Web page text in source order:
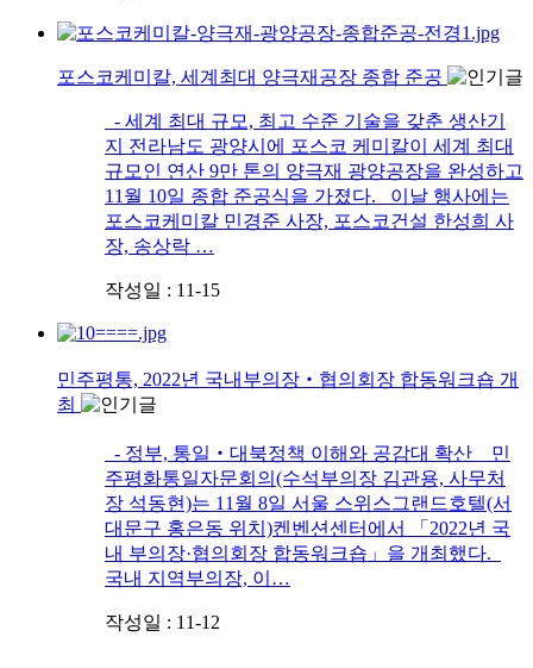
포스코케미칼, 세계최대 양극재공장 종합 준공
- 세계 최대 규모, 최고 수준 기술을 갖춘 생산기
지 전라남도 광양시에 포스코 케미칼이 세계 최대
규모인 연산 9만 톤의 양극재 광양공장을 완성하고
11월 10일 종합 준공식을 가졌다. 이날 행사에는
포스코케미칼 민경준 사장, 포스코건설 한성희 사
장, 송상락 …
작성일 : 11-15
민주평통, 2022년 국내부의장‧협의회장 합동워크숍 개
최
- 정부, 통일‧대북정책 이해와 공감대 확산 민
주평화통일자문회의(수석부의장 김관용, 사무처
장 석동현)는 11월 8일 서울 스위스그랜드호텔(서
대문구 홍은동 위치)켄벤션센터에서 「2022년 국
내 부의장·협의회장 합동워크숍」을 개최했다.
국내 지역부의장, 이…
작성일 : 11-12